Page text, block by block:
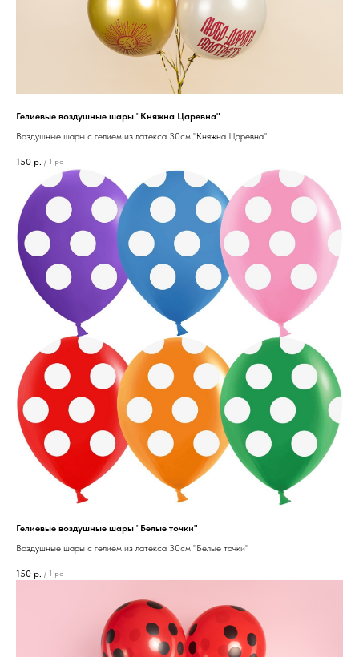
Гелиевые воздушные шары "Княжна Царевна"
Воздушные шары с гелием из латекса 30см "Княжна Царевна"
150 р. / 1 pc
Гелиевые воздушные шары "Белые точки"
Воздушные шары с гелием из латекса 30см "Белые точки"
150 р. / 1 pc